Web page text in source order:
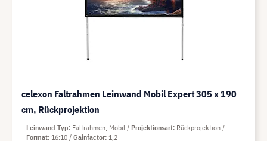
celexon Faltrahmen Leinwand Mobil Expert 305 x 190
cm, Rückprojektion
Leinwand Typ Faltrahmen, Mobil Projektionsart Rückprojektion
Format 16:10 Gainfactor 1,2